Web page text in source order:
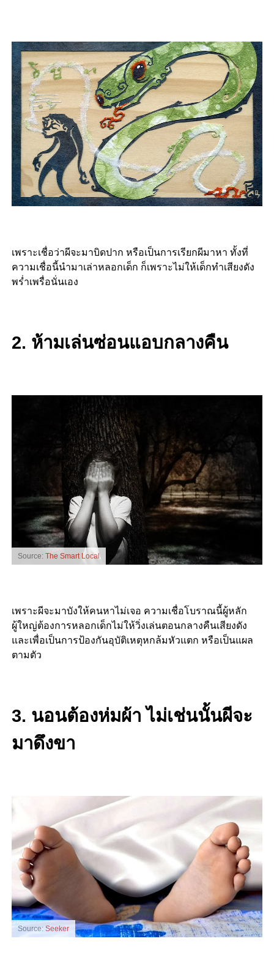
เพราะเชื่อว่าผีจะมาบิดปาก หรือเป็นการเรียกผีมาหา ทั้งที่
ความเชื่อนี้นำมาเล่าหลอกเด็ก ก็เพราะไม่ให้เด็กทำเสียงดัง
พร่ำเพรื่อนั่นเอง
2. ห้ามเล่นซ่อนแอบกลางคืน
Source: The Smart Local
เพราะผีจะมาบังให้คนหาไม่เจอ ความเชื่อโบราณนี้ผู้หลัก
ผู้ใหญ่ต้องการหลอกเด็กไม่ให้วิ่งเล่นตอนกลางคืนเสียงดัง
และเพื่อเป็นการป้องกันอุบัติเหตุหกล้มหัวแตก หรือเป็นแผล
ตามตัว
3. นอนต้องห่มผ้า ไม่เช่นนั้นผีจะ
มาดึงขา
Source: Seeker